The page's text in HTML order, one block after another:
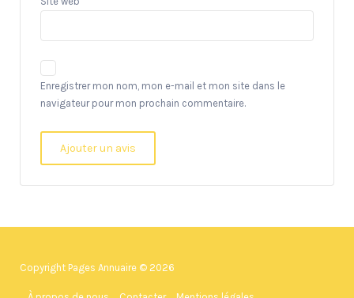
Enregistrer mon nom, mon e-mail et mon site dans le
navigateur pour mon prochain commentaire.
Copyright Pages Annuaire © 2026